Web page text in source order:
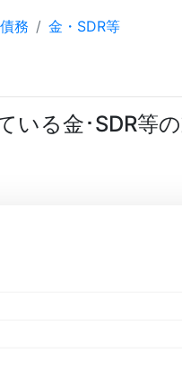
務 金・SDR等
いる金･SDR等